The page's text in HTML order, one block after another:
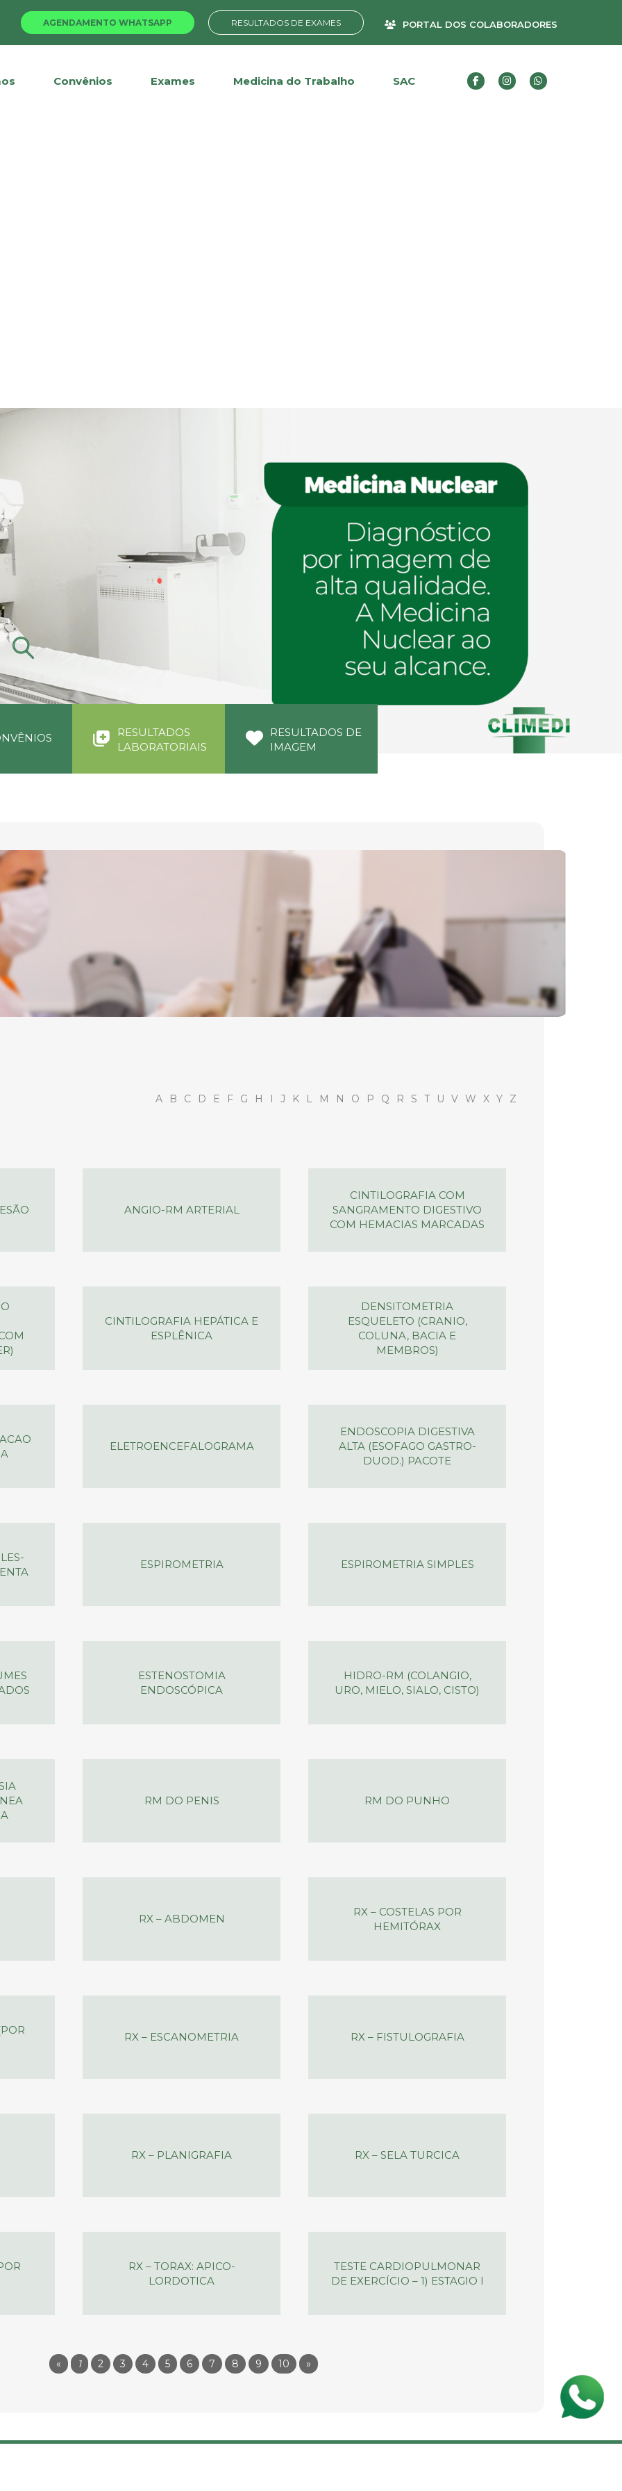
AGENDAMENTO WHATSAPP RESULTADOS DE EXAMES PORTAL DOS COLABORADORES
Convênios Exames Medicina do Trabalho SAC
RESULTADOS
LABORATORIAIS
RESULTADOS DE
IMAGEM
A B C D E F G H I J K L M N O P Q R S T U V W X Y Z
ANGIO-RM ARTERIAL
CINTILOGRAFIA COM
SANGRAMENTO DIGESTIVO
COM HEMACIAS MARCADAS
CINTILOGRAFIA HEPÁTICA E
ESPLÊNICA
DENSITOMETRIA
ESQUELETO (CRANIO,
COLUNA, BACIA E
MEMBROS)
ELETROENCEFALOGRAMA
ENDOSCOPIA DIGESTIVA
ALTA (ESOFAGO GASTRO-
DUOD.) PACOTE
ESPIROMETRIA ESPIROMETRIA SIMPLES
ESTENOSTOMIA
ENDOSCÓPICA
HIDRO-RM (COLANGIO,
URO, MIELO, SIALO, CISTO)
RM DO PENIS RM DO PUNHO
RX – ABDOMEN
RX – COSTELAS POR
HEMITÓRAX
RX – ESCANOMETRIA RX – FISTULOGRAFIA
RX – PLANIGRAFIA RX – SELA TURCICA
RX – TORAX: APICO-
LORDOTICA
TESTE CARDIOPULMONAR
DE EXERCÍCIO – 1) ESTAGIO I
« 1 2 3 4 5 6 7 8 9 10 »